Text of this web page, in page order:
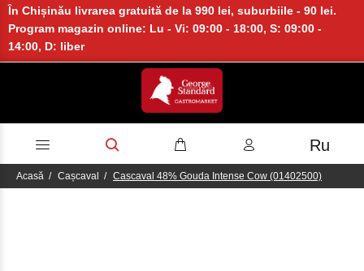
În Chișinău livrarea gratuită de la 990 lei, suburbiile - 90 lei.
Program magazin online: Lu - Vi: 09:00 - 18:00, S: 09:00 -
14:00, D: liber
Ru
Acasă Cașcaval Cascaval 48% Gouda Intense Cow (01402500)